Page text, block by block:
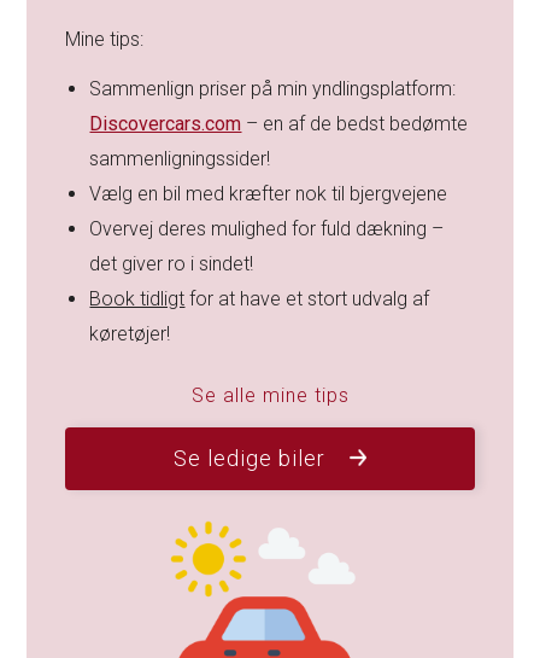
Mine tips:
Sammenlign priser på min yndlingsplatform:
Discovercars.com – en af de bedst bedømte
sammenligningssider!
Vælg en bil med kræfter nok til bjergvejene
Overvej deres mulighed for fuld dækning –
det giver ro i sindet!
Book tidligt for at have et stort udvalg af
køretøjer!
Se alle mine tips
Se ledige biler